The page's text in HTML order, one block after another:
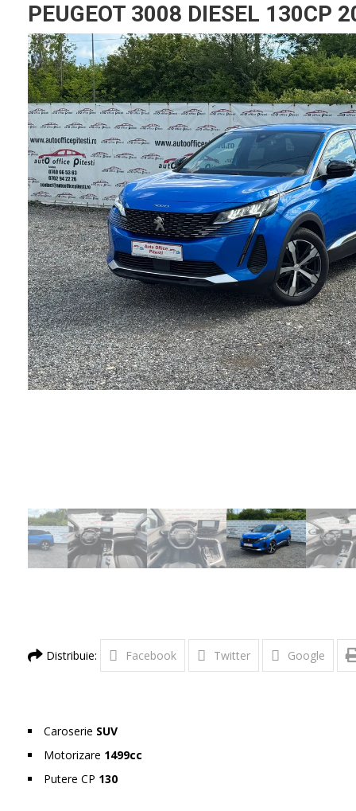
PEUGEOT 3008 DIESEL 130CP
Distribuie: Facebook Twitter Google
Caroserie SUV
Motorizare 1499cc
Putere CP 130